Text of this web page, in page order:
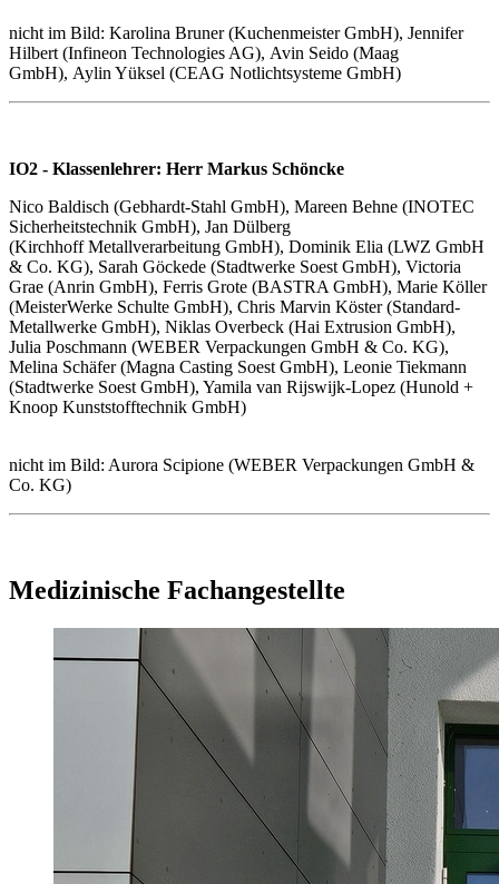
nicht im Bild: Karolina Bruner (Kuchenmeister GmbH), Jennifer
Hilbert (Infineon Technologies AG), Avin Seido (Maag
GmbH), Aylin Yüksel (CEAG Notlichtsysteme GmbH)
IO2 - Klassenlehrer: Herr Markus Schöncke
Nico Baldisch (Gebhardt-Stahl GmbH), Mareen Behne (INOTEC
Sicherheitstechnik GmbH), Jan Dülberg
(Kirchhoff Metallverarbeitung GmbH), Dominik Elia (LWZ GmbH
& Co. KG), Sarah Göckede (Stadtwerke Soest GmbH), Victoria
Grae (Anrin GmbH), Ferris Grote (BASTRA GmbH), Marie Köller
(MeisterWerke Schulte GmbH), Chris Marvin Köster (Standard-
Metallwerke GmbH), Niklas Overbeck (Hai Extrusion GmbH),
Julia Poschmann (WEBER Verpackungen GmbH & Co. KG),
Melina Schäfer (Magna Casting Soest GmbH), Leonie Tiekmann
(Stadtwerke Soest GmbH), Yamila van Rijswijk-Lopez (Hunold +
Knoop Kunststofftechnik GmbH)
nicht im Bild: Aurora Scipione (WEBER Verpackungen GmbH &
Co. KG)
Medizinische Fachangestellte